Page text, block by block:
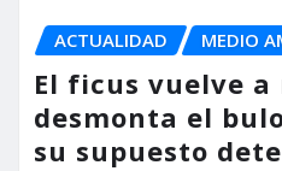
ACTUALIDAD MEDIO
El ficus vuelve
desmonta el
su supuesto